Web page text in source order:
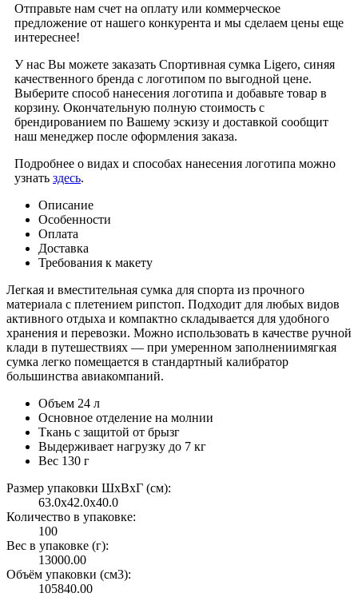
Отправьте нам счет на оплату или коммерческое
предложение от нашего конкурента и мы сделаем цены еще
интереснее!
У нас Вы можете заказать Спортивная сумка Ligero, синяя
качественного бренда с логотипом по выгодной цене.
Выберите способ нанесения логотипа и добавьте товар в
корзину. Окончательную полную стоимость с
брендированием по Вашему эскизу и доставкой сообщит
наш менеджер после оформления заказа.
Подробнее о видах и способах нанесения логотипа можно
узнать здесь.
Описание
Особенности
Оплата
Доставка
Требования к макету
Легкая и вместительная сумка для спорта из прочного
материала с плетением рипстоп. Подходит для любых видов
активного отдыха и компактно складывается для удобного
хранения и перевозки. Можно использовать в качестве ручной
клади в путешествиях — при умеренном заполнениимягкая
сумка легко помещается в стандартный калибратор
большинства авиакомпаний.
Объем 24 л
Основное отделение на молнии
Ткань с защитой от брызг
Выдерживает нагрузку до 7 кг
Вес 130 г
Размер упаковки ШxВxГ (см):
63.0x42.0x40.0
Количество в упаковке:
100
Вес в упаковке (г):
13000.00
Объём упаковки (см3):
105840.00